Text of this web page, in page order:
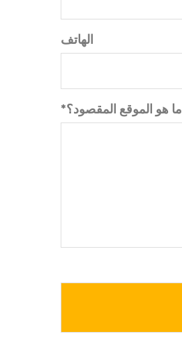
الهاتف
*ما هو الموقع المقصود؟